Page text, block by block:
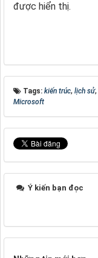
được hiển thị.
Tags: kiến trúc, lịch sử,
Microsoft
Ý kiến bạn đọc